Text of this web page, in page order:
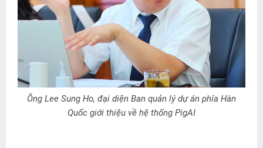
Ông Lee Sung Ho, đại diện Ban quản lý dự án phía Hàn
Quốc giới thiệu về hệ thống PigAI